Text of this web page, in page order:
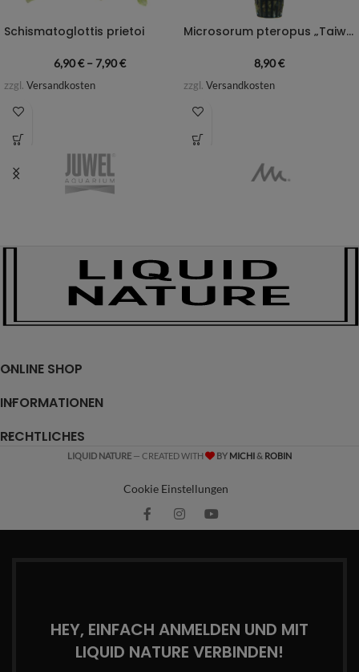
Schismatoglottis prietoi
6,90€– 7,90€
zzgl. Versandkosten
Microsorum pteropus „Taiwan Narrow“
8,90€
zzgl. Versandkosten
ONLINE SHOP
INFORMATIONEN
RECHTLICHES
LIQUID NATURE — CREATED WITH BY MICHI& ROBIN
Cookie Einstellungen
HEY, EINFACH ANMELDEN UND MIT
LIQUID NATURE VERBINDEN!